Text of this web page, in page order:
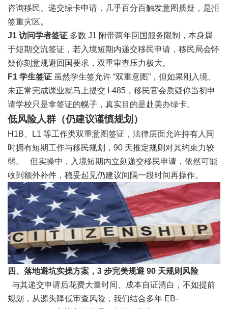
咨询移民、递交绿卡申请，几乎百分百触发意图质疑，是拒
签重灾区。
J1 访问学者签证 多数 J1 附带两年回国服务限制，本身属
于短期交流签证，若入境短期内递交移民申请，移民局会怀
疑你刻意规避回国要求，双重审查压力极大。
F1 学生签证 虽然学生签允许 “双重意图”，但如果刚入境、
未正常完成课业就马上提交 I-485，移民官会质疑你当初申
请学校只是拿签证的幌子，真实目的是赴美办绿卡。
低风险人群（仍建议谨慎规划）
H1B、L1 等工作类双重意图签证，法律层面允许持有人同
时拥有短期工作与移民规划，90 天推定规则对其约束力较
弱。 但实操中，入境短期内立刻递交移民申请，依然可能
收到额外补件，稳妥起见仍建议间隔一段时间再操作。
四、落地避坑实操方案， 3 步完美规避 90 天规则风险
与其递交申请后花费大量时间、成本自证清白，不如提前
规划，从源头降低审查风险，我们结合多年 EB-